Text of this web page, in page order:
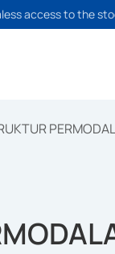
access to the